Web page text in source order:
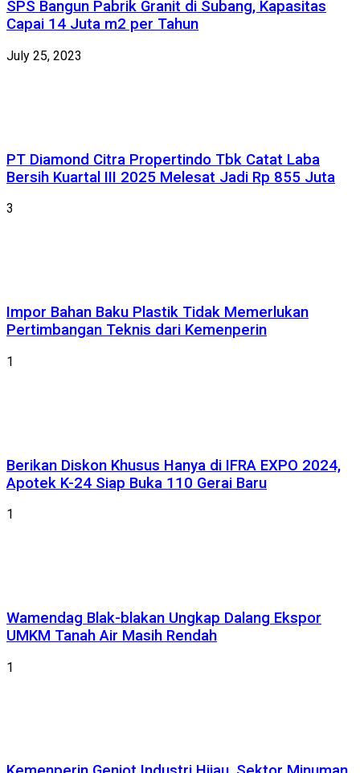
SPS Bangun Pabrik Granit di Subang, Kapasitas
Capai 14 Juta m2 per Tahun
July 25, 2023
PT Diamond Citra Propertindo Tbk Catat Laba
Bersih Kuartal III 2025 Melesat Jadi Rp 855 Juta
3
Impor Bahan Baku Plastik Tidak Memerlukan
Pertimbangan Teknis dari Kemenperin
1
Berikan Diskon Khusus Hanya di IFRA EXPO 2024,
Apotek K-24 Siap Buka 110 Gerai Baru
1
Wamendag Blak-blakan Ungkap Dalang Ekspor
UMKM Tanah Air Masih Rendah
1